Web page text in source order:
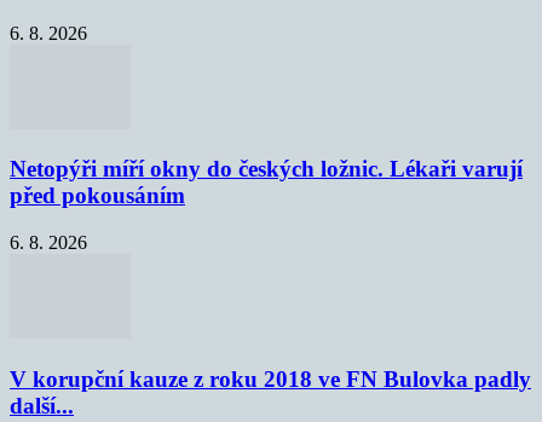
6. 8. 2026
Netopýři míří okny do českých ložnic. Lékaři varují
před pokousáním
6. 8. 2026
V korupční kauze z roku 2018 ve FN Bulovka padly
další...